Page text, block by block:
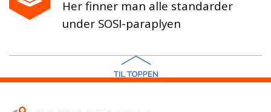
Her finner man alle standarder
under SOSI-paraplyen